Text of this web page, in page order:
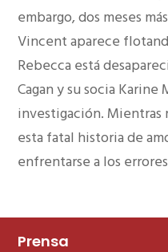
embargo, dos meses
Vincent aparece
Rebecca está
Cagan y su socia Karine
investigación. Mientras
esta fatal historia de
enfrentarse a los
Prensa